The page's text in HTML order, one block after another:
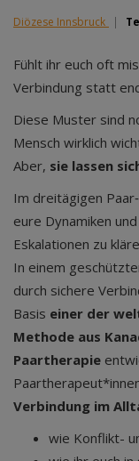
Diözese Innsbruck |
Fühlt ihr euch oft
Verbindung statt
Diese Muster sind
Mensch wirklich
Aber, sie lassen
Im dreitägigen
eure Dynamiken
Eskalationen zu
In einem
durch sichere
Basis einer der
Methode aus
Paartherapie
Verbindung im
wie Konflikt-